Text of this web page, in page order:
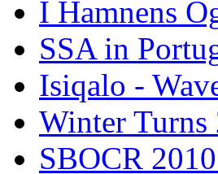
I Hamnens
SSA in
Isiqalo -
Winter Turns
SBOCR